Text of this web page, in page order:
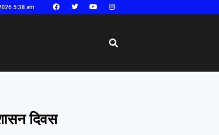
5:38 am
दिवस